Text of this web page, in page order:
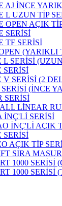
AJ İNCE
L UZUN TİP
OPEN AÇIK
SERİSİ
TF SERİSİ
(YARIKLI
L SERİSİ
SERİSİ
V SERİSİ (2
SERİSİ (İNCE
SERİSİ
LİNEAR
İNÇ'Lİ SERİSİ
İNÇ'Lİ AÇIK
SERİSİ
AÇIK TİP
SIRA
1000 SERİSİ
1000 SERİSİ